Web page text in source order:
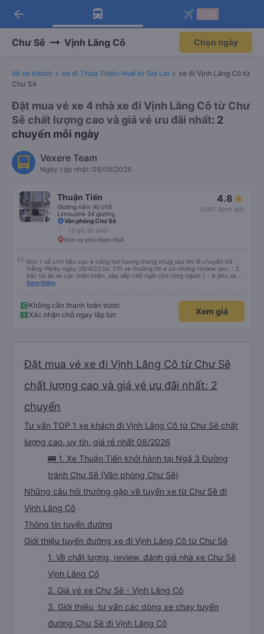
Tải app Vexere ngay!
Nhận ưu đãi thành viên độc
Mở app
Tải app Vexere
-30k/ghế khi đặt vé máy bay qua
Mở app
arrow_back
Chư Sê Vịnh Lăng Cô Chọn ngày
Vé xe khách xe đi Thừa Thiên-Huế từ Gia Lai
xe đi Vịnh Lăng Cô từ
Chư Sê
Đặt mua vé xe 4 nhà xe đi Vịnh Lăng Cô từ Chư
Sê chất lượng cao và giá vé ưu đãi nhất: 2
chuyến mỗi ngày
Vexere Team
Ngày cập nhật: 08/08/2026
Thuận Tiến
Giường nằm 40 chỗ
Limousine 34 giường
4.8
(5487 đánh giá)
Văn phòng Chư Sê
13 giờ 35 phút
Bến xe phía Nam Huế
Đọc 1 số cmt tiêu cực e cũng hơi hoang mang nhưg sau khi đi chuyến Đà
Nẵng-Pleiku ngày 29/4/23 lúc 21h xe thường thì e có những review sau: - 2
bác tài lái xe cực thân thiện, sắp xếp chỗ ngồi cho từng người 1 - A phụ xe
dui tính, chắc cùng tần số nên nói câu nào là cười câu đó - Xe xuất bến đúg
nhìn chug khá ổn, có dừng lại để đi vệ sinh.
Xem thêm
Không cần thanh toán trước
Xác nhận chỗ ngay lập tức
Xem giá
Đặt mua vé xe đi Vịnh Lăng Cô từ Chư Sê
chất lượng cao và giá vé ưu đãi nhất: 2
chuyến
Tư vấn TOP 1 xe khách đi Vịnh Lăng Cô từ Chư Sê chất
lượng cao, uy tín, giá rẻ nhất 08/2026
🚌 1. Xe Thuận Tiến khởi hành tại Ngã 3 Đường
tránh Chư Sê (Văn phòng Chư Sê)
Những câu hỏi thường gặp về tuyến xe từ Chư Sê đi
Vịnh Lăng Cô
Thông tin tuyến đường
Giới thiệu tuyến đường xe đi Vịnh Lăng Cô từ Chư Sê
1. Về chất lượng, review, đánh giá nhà xe Chư Sê
Vịnh Lăng Cô
2. Giá vé xe Chư Sê - Vịnh Lăng Cô
3. Giới thiệu, tư vấn các dòng xe chạy tuyến
đường Chư Sê đi Vịnh Lăng Cô